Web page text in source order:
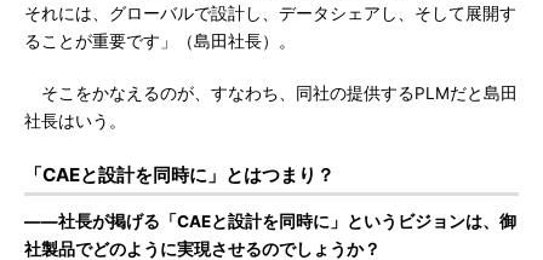
それには、グローバルで設計し、データシェアし、そして展開す
ることが重要です」（島田社長）。
そこをかなえるのが、すなわち、同社の提供するPLMだと島田
社長はいう。
「CAEと設計を同時に」とはつまり？
――社長が掲げる「CAEと設計を同時に」というビジョンは、御
社製品でどのように実現させるのでしょうか？